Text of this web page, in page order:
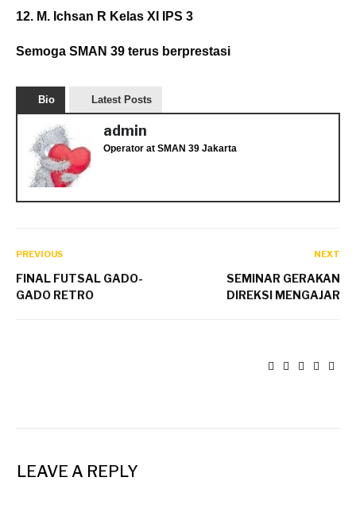
12. M. Ichsan R Kelas XI IPS 3
Semoga SMAN 39 terus berprestasi
Bio Latest Posts
admin
Operator at SMAN 39 Jakarta
PREVIOUS
FINAL FUTSAL GADO-
GADO RETRO
NEXT
SEMINAR GERAKAN
DIREKSI MENGAJAR
LEAVE A REPLY